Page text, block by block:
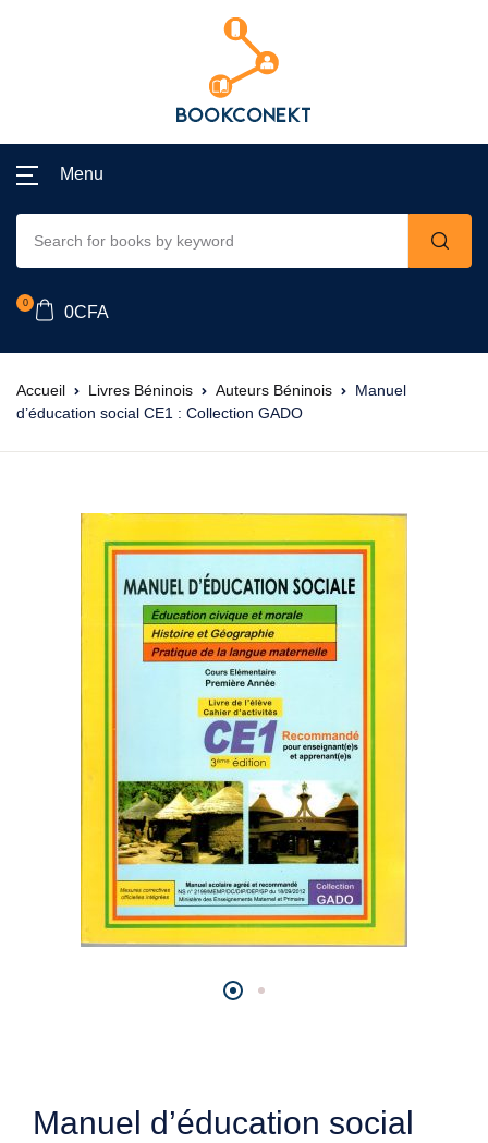
Menu
0
0CFA
Accueil Livres Béninois Auteurs Béninois
Manuel
d’éducation social CE1 : Collection GADO
Manuel d’éducation social